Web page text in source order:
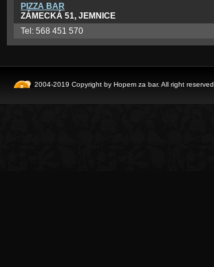
PIZZA BAR
ZÁMECKÁ 51, JEMNICE
Tel: 568 451 570
2004-2019 Copyright by Hopem za bar. All right reserved.